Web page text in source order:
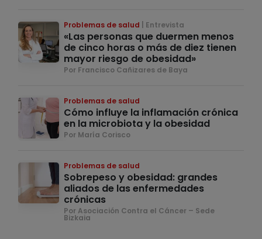
Problemas de salud Entrevista
«Las personas que duermen menos
de cinco horas o más de diez tienen
mayor riesgo de obesidad»
Por Francisco Cañizares de Baya
Problemas de salud
Cómo influye la inflamación crónica
en la microbiota y la obesidad
Por María Corisco
Problemas de salud
Sobrepeso y obesidad: grandes
aliados de las enfermedades
crónicas
Por Asociación Contra el Cáncer – Sede
Bizkaia